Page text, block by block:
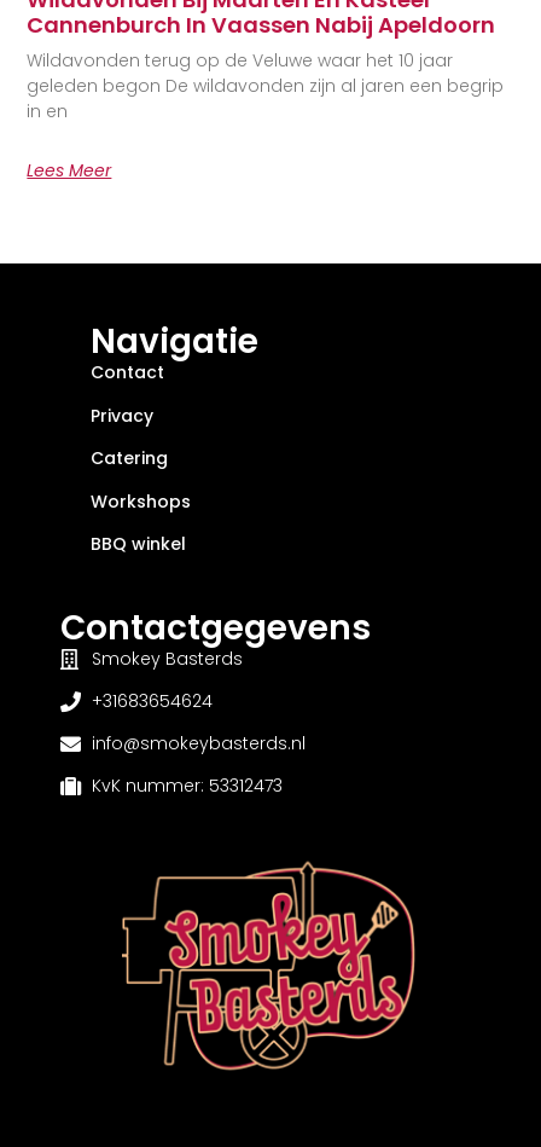
Cannenburch In Vaassen Nabij Apeldoorn
Wildavonden terug op de Veluwe waar het 10 jaar
geleden begon De wildavonden zijn al jaren een begrip
in en
Lees Meer
Navigatie
Contact
Privacy
Catering
Workshops
BBQ winkel
Contactgegevens
Smokey Basterds
+31683654624
info@smokeybasterds.nl
KvK nummer: 53312473